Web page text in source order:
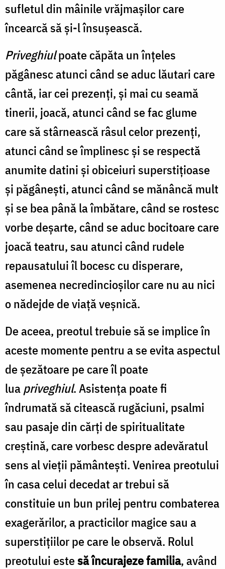
sufletul din mâinile vrăjmașilor care
încearcă să și-l însușească.
Priveghiulpoate căpăta un înțeles
păgânesc atunci când se aduc lăutari care
cântă, iar cei prezenți, și mai cu seamă
tinerii, joacă, atunci când se fac glume
care să stârnească râsul celor prezenți,
atunci când se împlinesc și se respectă
anumite datini și obiceiuri superstițioase
și păgânești, atunci când se mănâncă mult
și se bea până la îmbătare, când se rostesc
vorbe deșarte, când se aduc bocitoare care
joacă teatru, sau atunci când rudele
repausatului îl bocesc cu disperare,
asemenea necredincioșilor care nu au nici
o nădejde de viață veșnică.
De aceea, preotul trebuie să se implice în
aceste momente pentru a se evita aspectul
de şezătoare pe care îl poate
luapriveghiul. Asistenţa poate fi
îndrumată să citească rugăciuni, psalmi
sau pasaje din cărţi de spiritualitate
creştină, care vorbesc despre adevăratul
sens al vieţii pământeşti. Venirea preotului
în casa celui decedat ar trebui să
constituie un bun prilej pentru combaterea
exagerărilor, a practicilor magice sau a
superstiţiilor pe care le observă. Rolul
preotului estesă încurajeze familia, având